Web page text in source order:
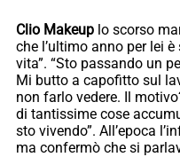
Clio Makeup lo scorso
che l’ultimo anno per lei
vita”. “Sto passando un
Mi butto a capofitto sul
non farlo vedere. Il
di tantissime cose
sto vivendo”. All’epoca
ma confermò che si